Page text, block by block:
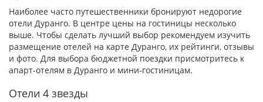
Наиболее часто путешественники бронируют недорогие
отели Дуранго. В центре цены на гостиницы несколько
выше. Чтобы сделать лучший выбор рекомендуем изучить
размещение отелей на карте Дуранго, их рейтинги, отзывы
и фото. Для выбора бюджетной поездки присмотритесь к
апарт-отелям в Дуранго и мини-гостиницам.
Отели 4 звезды